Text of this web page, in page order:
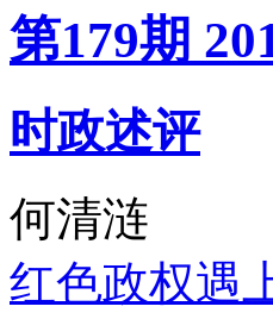
第179期
时政述评
何清涟
红色政权遇